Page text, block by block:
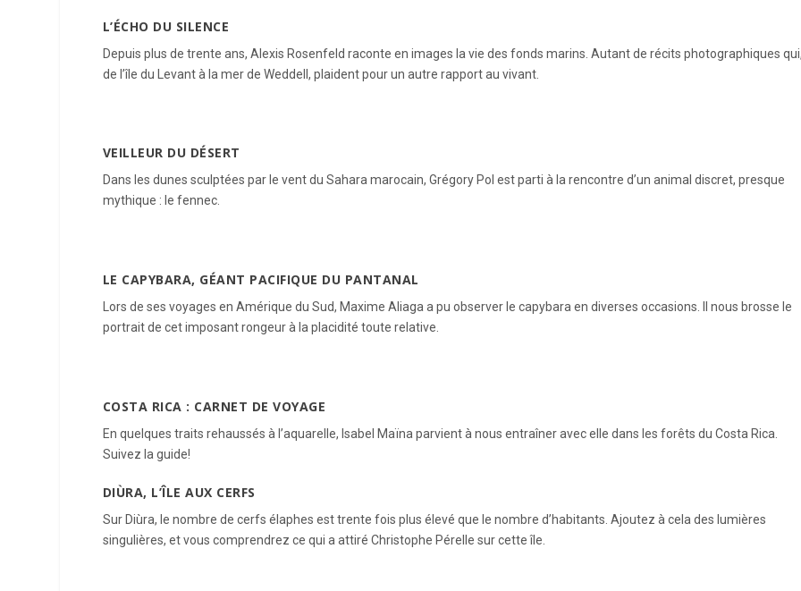
L’ÉCHO DU SILENCE
Depuis plus de trente ans, Alexis Rosenfeld raconte en images la vie des fonds marins. Autant de récits photographiques
de l’île du Levant à la mer de Weddell, plaident pour un autre rapport au vivant.
VEILLEUR DU DÉSERT
Dans les dunes sculptées par le vent du Sahara marocain, Grégory Pol est parti à la rencontre d’un animal discret, presque
mythique : le fennec.
LE CAPYBARA, GÉANT PACIFIQUE DU PANTANAL
Lors de ses voyages en Amérique du Sud, Maxime Aliaga a pu observer le capybara en diverses occasions. Il nous brosse le
portrait de cet imposant rongeur à la placidité toute relative.
COSTA RICA : CARNET DE VOYAGE
En quelques traits rehaussés à l’aquarelle, Isabel Maïna parvient à nous entraîner avec elle dans les forêts du Costa Rica.
Suivez la guide!
DIÙRA, L’ÎLE AUX CERFS
Sur Diùra, le nombre de cerfs élaphes est trente fois plus élevé que le nombre d’habitants. Ajoutez à cela des lumières
singulières, et vous comprendrez ce qui a attiré Christophe Pérelle sur cette île.